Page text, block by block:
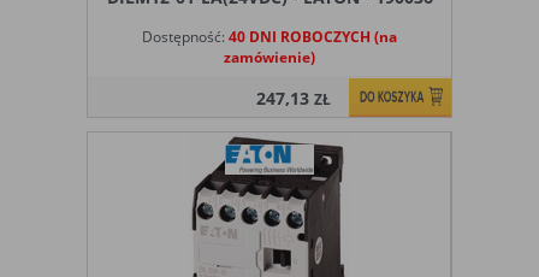
Dostępność: 40 DNI ROBOCZYCH (na
zamówienie)
247,13ZŁ